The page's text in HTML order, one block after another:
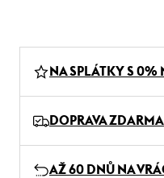
NA SPLÁTKY S 0%
DOPRAVA ZDARMA
AŽ 60 DNŮ NA